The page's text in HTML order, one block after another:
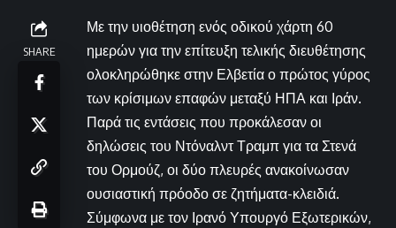
SHARE
Με την υιοθέτηση ενός οδικού χάρτη 60
ημερών για την επίτευξη τελικής διευθέτησης
ολοκληρώθηκε στην Ελβετία ο πρώτος γύρος
των κρίσιμων επαφών μεταξύ ΗΠΑ και Ιράν.
Παρά τις εντάσεις που προκάλεσαν οι
δηλώσεις του Ντόναλντ Τραμπ για τα Στενά
του Ορμούζ, οι δύο πλευρές ανακοίνωσαν
ουσιαστική πρόοδο σε ζητήματα-κλειδιά.
Σύμφωνα με τον Ιρανό Υπουργό Εξωτερικών,